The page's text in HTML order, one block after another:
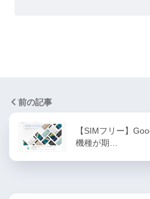
前の記事
【SIMフリー】
機種が期…